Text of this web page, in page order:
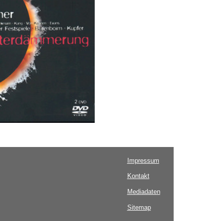
Impressum
Kontakt
Mediadaten
Sitemap